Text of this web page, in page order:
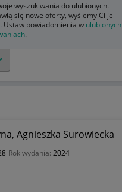
Agnieszka Surowiecka
Rok wydania: 2024
wyszukiwania do ulubionych.
się nowe oferty, wyślemy Ci je
Ustaw powiadomienia w ulubionych
.